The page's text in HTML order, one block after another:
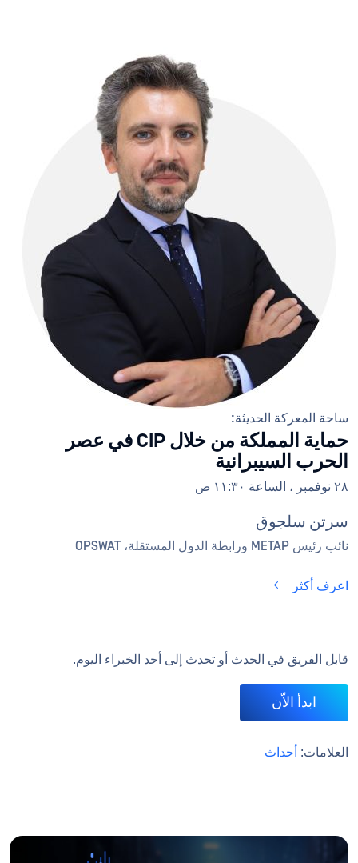
ساحة المعركة الحديثة:
حماية المملكة من خلال CIP في عصر
الحرب السيبرانية
٢٨ نوفمبر ، الساعة ١١:٣٠ ص
سرتن سلجوق
نائب رئيس METAP ورابطة الدول المستقلة، OPSWAT
اعرف أكثر
قابل الفريق في الحدث أو تحدث إلى أحد الخبراء اليوم.
ابدأ الاّن
العلامات: أحداث